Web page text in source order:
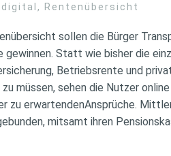
digital , Rentenübersicht
sollen die Bürger
gewinnen. Statt wie bisher die
Betriebsrente und
müssen, sehen die Nutzer
zu erwartendenAnsprüche.
mitsamt ihren